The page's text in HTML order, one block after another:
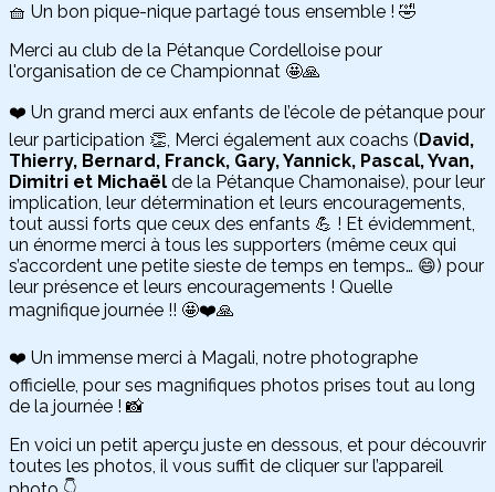
🧺 Un bon pique-nique partagé tous ensemble ! 🤣
Merci au club de la Pétanque Cordelloise pour
l'organisation de ce Championnat 🤩🙏
❤️ Un grand merci aux enfants de l’école de pétanque pour
leur participation 👏, Merci également aux coachs ( David,
Thierry, Bernard, Franck, Gary, Yannick, Pascal, Yvan,
Dimitri et Michaël de la Pétanque Chamonaise), pour leur
implication, leur détermination et leurs encouragements,
tout aussi forts que ceux des enfants 💪 ! Et évidemment,
un énorme merci à tous les supporters (même ceux qui
s’accordent une petite sieste de temps en temps… 😄) pour
leur présence et leurs encouragements ! Quelle
magnifique journée !! 🤩❤️🙏
❤️ Un immense merci à Magali, notre photographe
officielle, pour ses magnifiques photos prises tout au long
de la journée ! 📸
En voici un petit aperçu juste en dessous, et pour découvrir
toutes les photos, il vous suffit de cliquer sur l’appareil